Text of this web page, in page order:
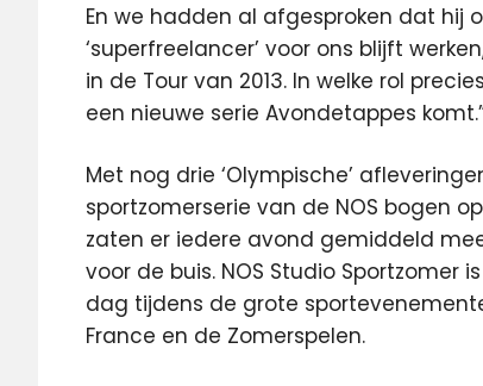
En we hadden al afgesproken dat hij
‘superfreelancer’ voor ons blijft
in de Tour van 2013. In welke rol
een nieuwe serie Avondetappes
Met nog drie ‘Olympische’
sportzomerserie van de NOS bogen
zaten er iedere avond gemiddeld
voor de buis. NOS Studio Sportzomer
dag tijdens de grote
France en de Zomerspelen.